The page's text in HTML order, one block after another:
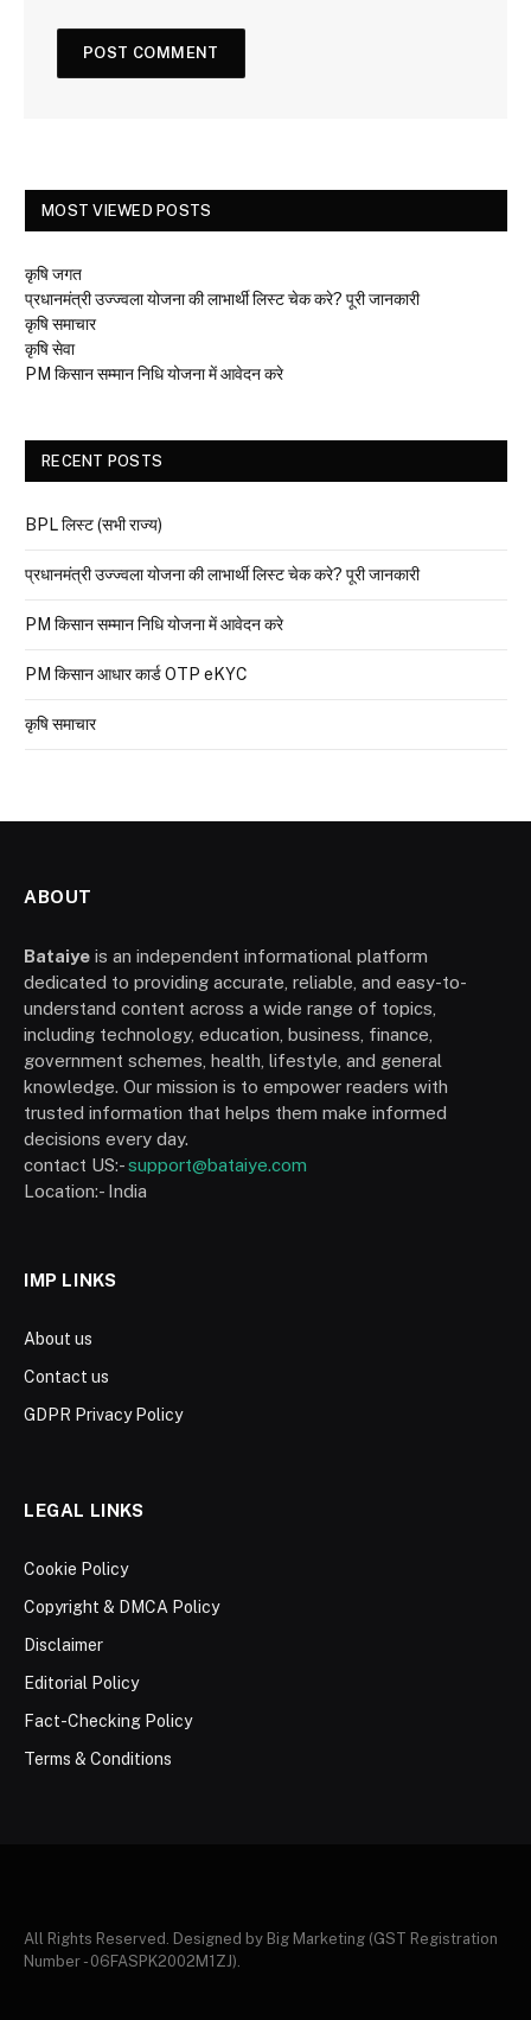
MOST VIEWED POSTS
कृषि जगत
प्रधानमंत्री उज्ज्वला योजना की लाभार्थी लिस्ट चेक करे? पूरी जानकारी
कृषि समाचार
कृषि सेवा
PM किसान सम्मान निधि योजना में आवेदन करे
RECENT POSTS
BPL लिस्ट (सभी राज्य)
प्रधानमंत्री उज्ज्वला योजना की लाभार्थी लिस्ट चेक करे? पूरी जानकारी
PM किसान सम्मान निधि योजना में आवेदन करे
PM किसान आधार कार्ड OTP eKYC
कृषि समाचार
ABOUT
Bataiye is an independent informational platform
dedicated to providing accurate, reliable, and easy-to-
understand content across a wide range of topics,
including technology, education, business, finance,
government schemes, health, lifestyle, and general
knowledge. Our mission is to empower readers with
trusted information that helps them make informed
decisions every day.
contact US:-support@bataiye.com
Location:- India
IMP LINKS
About us
Contact us
GDPR Privacy Policy
LEGAL LINKS
Cookie Policy
Copyright & DMCA Policy
Disclaimer
Editorial Policy
Fact-Checking Policy
Terms & Conditions
All Rights Reserved. Designed by Big Marketing (GST Registration
Number - 06FASPK2002M1ZJ).